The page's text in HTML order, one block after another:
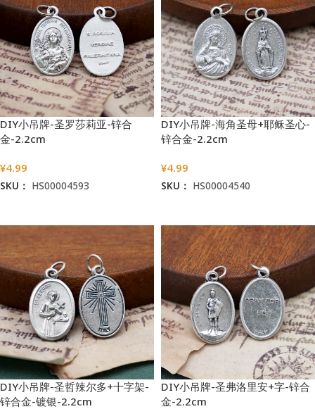
DIY小吊牌-圣罗莎莉亚-锌合
金-2.2cm
¥4.99
SKU： HS00004593
DIY小吊牌-海角圣母+耶稣圣心-
锌合金-2.2cm
¥4.99
SKU： HS00004540
DIY小吊牌-圣哲辣尔多+十字架-
锌合金-镀银-2.2cm
DIY小吊牌-圣弗洛里安+字-锌合
金-2.2cm